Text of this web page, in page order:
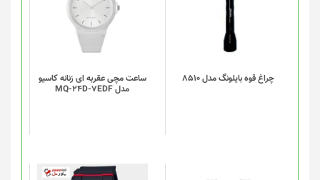
چراغ قوه بایلونگ مدل 8510
ساعت مچی عقربه ای زنانه کاسیو
مدل MQ-24D-7EDF